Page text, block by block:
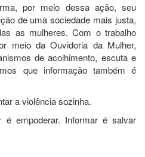
por meio dessa ação, seu
de uma sociedade mais justa,
as mulheres. Com o trabalho
meio da Ouvidoria da Mulher,
de acolhimento, escuta e
que informação também é
a violência sozinha.
é empoderar. Informar é salvar